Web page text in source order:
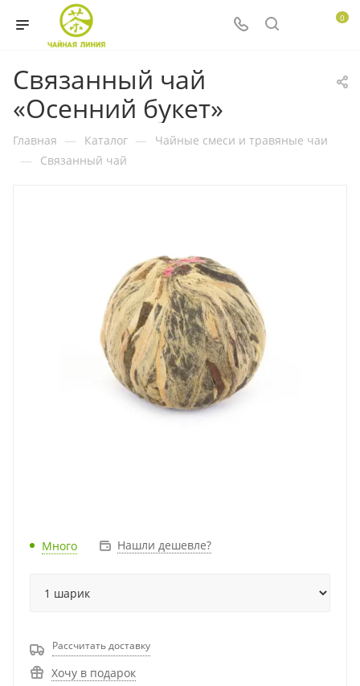
0
Связанный чай
«Осенний букет»
Главная — Каталог — Чайные смеси и травяные чаи
— Связанный чай
Много Нашли дешевле?
Рассчитать доставку
Хочу в подарок